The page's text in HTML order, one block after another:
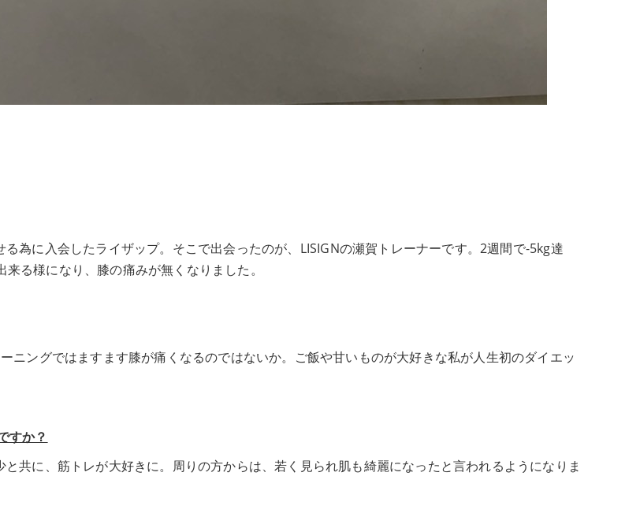
為に入会したライザップ。そこで出会ったのが、LISIGNの瀬賀トレーナーです。2週間で-5kg達
る様になり、膝の痛みが無くなりました。
ニングではますます膝が痛くなるのではないか。ご飯や甘いものが大好きな私が人生初のダイエッ
すか？
共に、筋トレが大好きに。周りの方からは、若く見られ肌も綺麗になったと言われるようになりま